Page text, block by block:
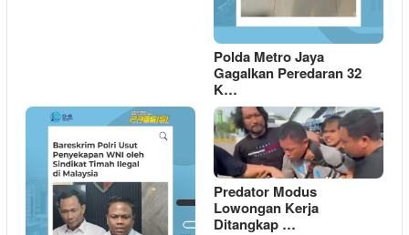
Polda Metro Jaya
Gagalkan Peredaran 32
K…
Predator Modus
Lowongan Kerja
Ditangkap …